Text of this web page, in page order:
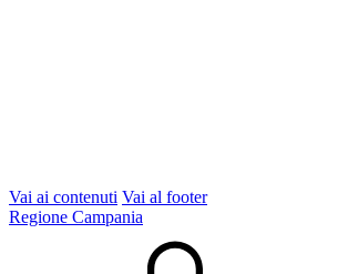
Vai ai contenuti Vai al footer
Regione Campania